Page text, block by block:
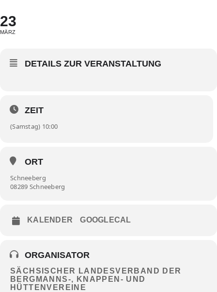
23
MÄRZ
DETAILS ZUR VERANSTALTUNG
ZEIT
(Samstag) 10:00
ORT
Schneeberg
08289 Schneeberg
KALENDER GOOGLECAL
ORGANISATOR
SÄCHSISCHER LANDESVERBAND DER
BERGMANNS-, KNAPPEN- UND
HÜTTENVEREINE